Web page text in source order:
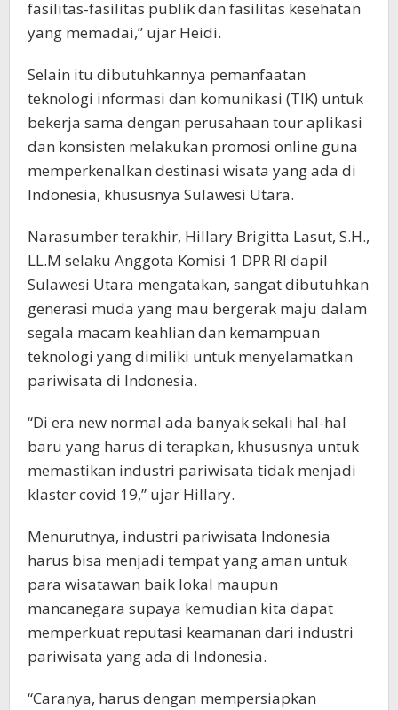
fasilitas-fasilitas publik dan fasilitas kesehatan
yang memadai,” ujar Heidi.
Selain itu dibutuhkannya pemanfaatan
teknologi informasi dan komunikasi (TIK) untuk
bekerja sama dengan perusahaan tour aplikasi
dan konsisten melakukan promosi online guna
memperkenalkan destinasi wisata yang ada di
Indonesia, khususnya Sulawesi Utara.
Narasumber terakhir, Hillary Brigitta Lasut, S.H.,
LL.M selaku Anggota Komisi 1 DPR RI dapil
Sulawesi Utara mengatakan, sangat dibutuhkan
generasi muda yang mau bergerak maju dalam
segala macam keahlian dan kemampuan
teknologi yang dimiliki untuk menyelamatkan
pariwisata di Indonesia.
“Di era new normal ada banyak sekali hal-hal
baru yang harus di terapkan, khususnya untuk
memastikan industri pariwisata tidak menjadi
klaster covid 19,” ujar Hillary.
Menurutnya, industri pariwisata Indonesia
harus bisa menjadi tempat yang aman untuk
para wisatawan baik lokal maupun
mancanegara supaya kemudian kita dapat
memperkuat reputasi keamanan dari industri
pariwisata yang ada di Indonesia.
“Caranya, harus dengan mempersiapkan